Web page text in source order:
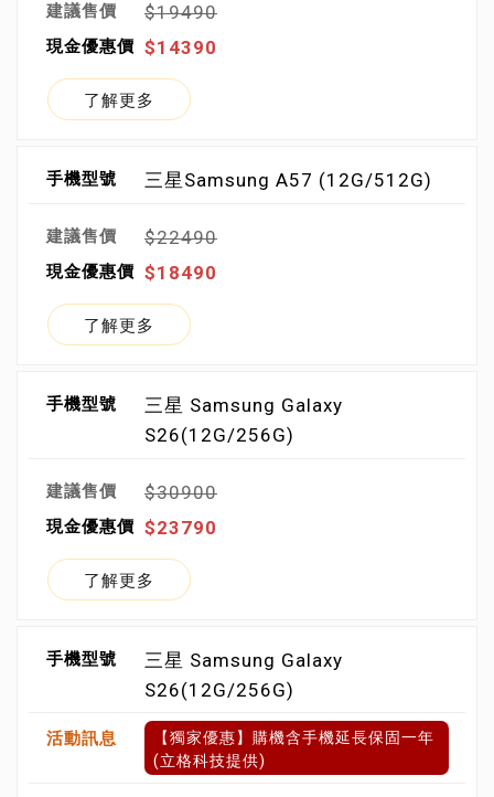
$19490
$14390
了解更多
三星Samsung A57 (12G/512G)
$22490
$18490
了解更多
三星 Samsung Galaxy
S26(12G/256G)
$30900
$23790
了解更多
三星 Samsung Galaxy
S26(12G/256G)
【獨家優惠】購機含手機延長保固一年
(立格科技提供)